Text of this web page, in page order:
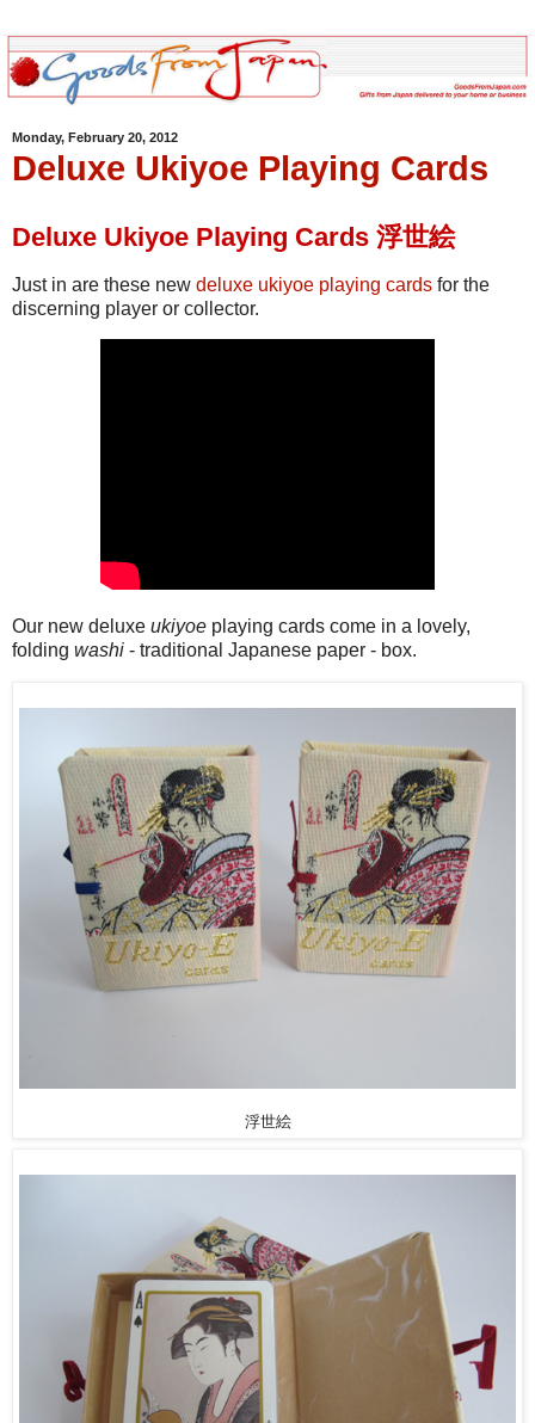
Monday, February 20, 2012
Deluxe Ukiyoe Playing Cards
Deluxe Ukiyoe Playing Cards 浮世絵
Just in are these new deluxe ukiyoe playing cards for the
discerning player or collector.
Our new deluxe ukiyoe playing cards come in a lovely,
folding washi - traditional Japanese paper - box.
浮世絵